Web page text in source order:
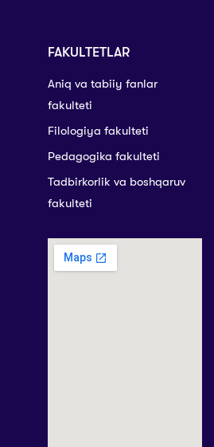
FAKULTETLAR
Aniq va tabiiy fanlar
fakulteti
Filologiya fakulteti
Pedagogika fakulteti
Tadbirkorlik va boshqaruv
fakulteti